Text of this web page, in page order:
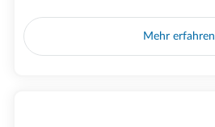
Mehr erfahren